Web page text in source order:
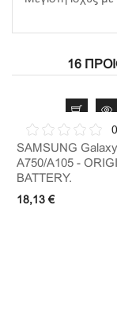
16
SAMSUNG Galaxy
A750/A105 -
BATTERY.
18,13 €